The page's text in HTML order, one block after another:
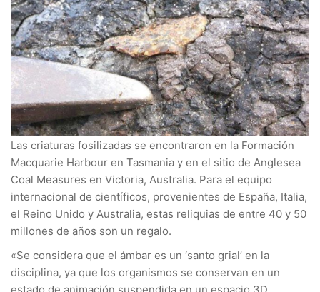
Las criaturas fosilizadas se encontraron en la Formación
Macquarie Harbour en Tasmania y en el sitio de Anglesea
Coal Measures en Victoria, Australia. Para el equipo
internacional de científicos, provenientes de España, Italia,
el Reino Unido y Australia, estas reliquias de entre 40 y 50
millones de años son un regalo.
«Se considera que el ámbar es un ‘santo grial’ en la
disciplina, ya que los organismos se conservan en un
estado de animación suspendida en un espacio 3D